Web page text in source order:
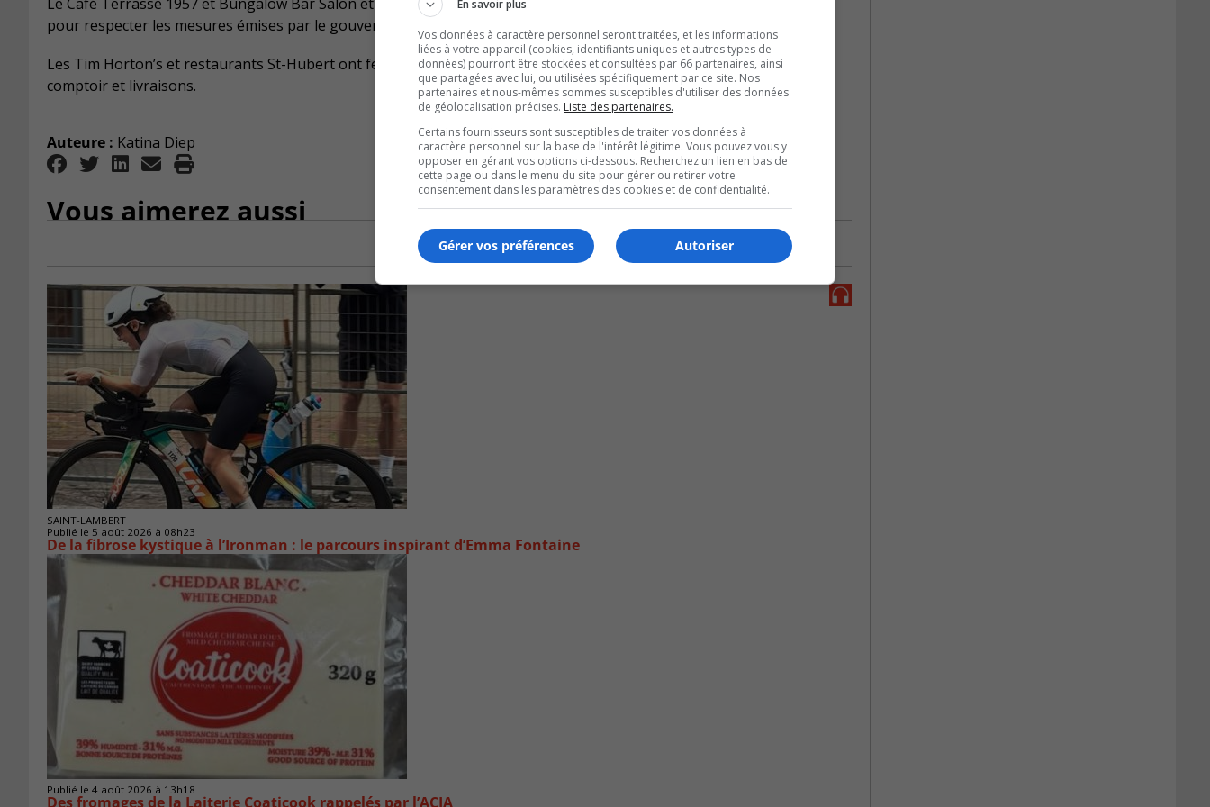
pour respecter les mesures émises par le gouvernement.
Les Tim Horton’s et restaurants St-Hubert ont fermé lundi leurs salles à manger, ne conservant que les services au
comptoir et livraisons.
Auteure : Katina Diep
Vous aimerez aussi
SAINT-LAMBERT
Publié le 5 août 2026 à 08h23
De la fibrose kystique à l’Ironman : le parcours inspirant d’Emma Fontaine
Publié le 4 août 2026 à 13h18
Des fromages de la Laiterie Coaticook rappelés par l’ACIA
En savoir plus
Vos données à caractère personnel seront traitées, et les informations
liées à votre appareil (cookies, identifiants uniques et autres types de
données) pourront être stockées et consultées par 66 partenaires, ainsi
que partagées avec lui, ou utilisées spécifiquement par ce site. Nos
partenaires et nous-mêmes sommes susceptibles d'utiliser des données
de géolocalisation précises. Liste des partenaires.
Certains fournisseurs sont susceptibles de traiter vos données à
caractère personnel sur la base de l'intérêt légitime. Vous pouvez vous y
opposer en gérant vos options ci-dessous. Recherchez un lien en bas de
cette page ou dans le menu du site pour gérer ou retirer votre
consentement dans les paramètres des cookies et de confidentialité.
Autoriser
Gérer vos préférences